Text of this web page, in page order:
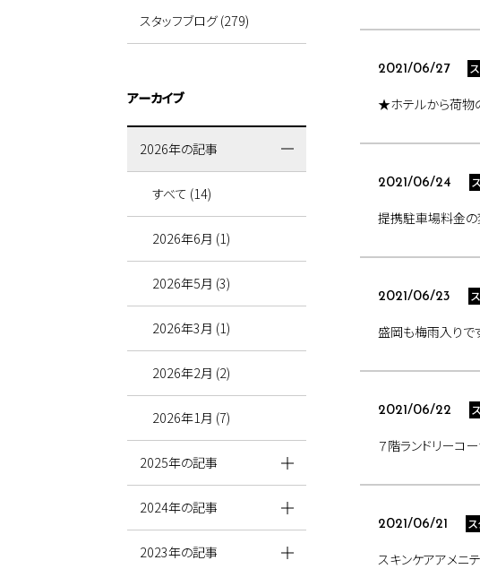
2021/06/27
★ホテルから荷物
2021/06/24
提携駐車場料金
2021/06/23
盛岡も梅雨入りで
2021/06/22
７階ランドリーコ
2021/06/21
スキンケアアメニ
スタッフブログ (279)
アーカイブ
2026年の記事
すべて (14)
2026年6月 (1)
2026年5月 (3)
2026年3月 (1)
2026年2月 (2)
2026年1月 (7)
2025年の記事
2024年の記事
2023年の記事